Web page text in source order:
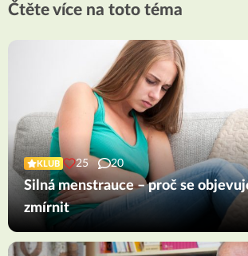
Čtěte více na toto téma
KLUB 25 20
Silná menstrauce – proč se
zmírnit